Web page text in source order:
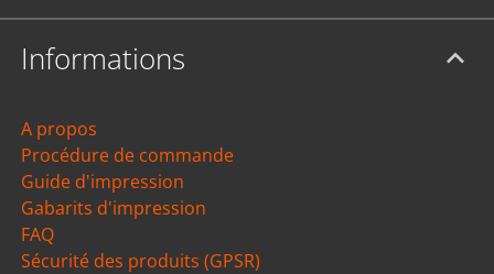
Informations
A propos
Procédure de commande
Guide d'impression
Gabarits d'impression
FAQ
Sécurité des produits (GPSR)